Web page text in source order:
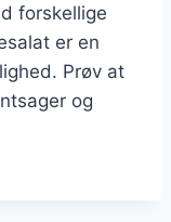
forskellige
er en
Prøv at
og